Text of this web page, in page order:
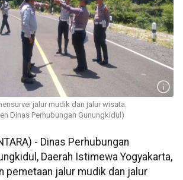
jalur mudik dan jalur wisata.
Dinas Perhubungan Gunungkidul)
- Dinas Perhubungan
Daerah Istimewa Yogyakarta,
pemetaan jalur mudik dan jalur